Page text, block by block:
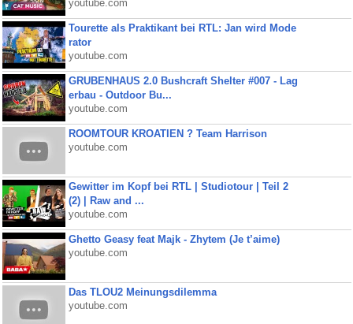
youtube.com
Tourette als Praktikant bei RTL: Jan wird Mode
rator
youtube.com
GRUBENHAUS 2.0 Bushcraft Shelter #007 - Lag
erbau - Outdoor Bu...
youtube.com
ROOMTOUR KROATIEN ? Team Harrison
youtube.com
Gewitter im Kopf bei RTL | Studiotour | Teil 2
(2) | Raw and ...
youtube.com
Ghetto Geasy feat Majk - Zhytem (Je t’aime)
youtube.com
Das TLOU2 Meinungsdilemma
youtube.com